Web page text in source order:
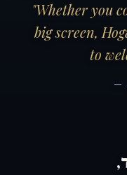
"Whether you
big screen,
to
—